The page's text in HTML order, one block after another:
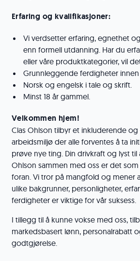
Erfaring og kvalifikasjoner:
Vi verdsetter erfaring, egnethet
enn formell utdanning. Har du
eller våre produktkategorier, vil
Grunnleggende ferdigheter innen
Norsk og engelsk i tale og skrift.
Minst 18 år gammel.
Velkommen hjem!
Clas Ohlson tilbyr et inkluderende
arbeidsmiljø der alle forventes å ta
prøve nye ting. Din drivkraft og lyst til
Ohlson sammen med oss er det
foran. Vi tror på mangfold og mener
ulike bakgrunner, personligheter,
ferdigheter er viktige for vår suksess.
I tillegg til å kunne vokse med oss,
markedsbasert lønn, personalrabatt
godtgjørelse.